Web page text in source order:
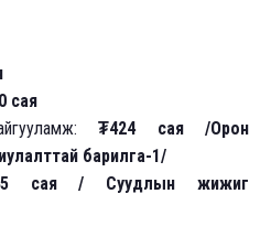
сая
₮424 сая /Орон
барилга-1/
сая / Суудлын жижиг